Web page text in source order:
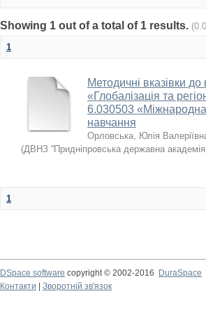
Showing 1 out of a total of 1 results.
1
Методичні вказівки
«Глобалізація та
6.030503 «Міжнародна
навчання
Орловська, Юлія
(ДВНЗ ''Придніпровська державна академія
1
DSpace software copyright © 2002-2016
DuraSpace
Контакти
Зворотній зв'язок